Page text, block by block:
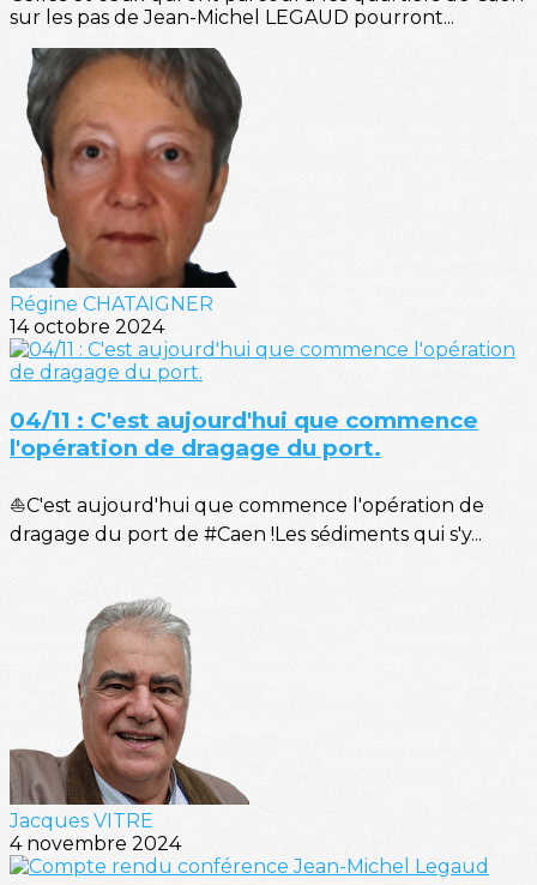
sur les pas de Jean-Michel LEGAUD pourront...
Régine CHATAIGNER
14 octobre 2024
04/11 : C'est aujourd'hui que commence
l'opération de dragage du port.
⛵C'est aujourd'hui que commence l'opération de
dragage du port de #Caen !Les sédiments qui s'y...
Jacques VITRE
4 novembre 2024